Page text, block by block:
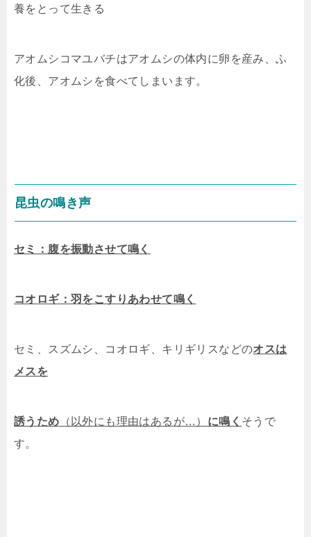
養をとって生きる
アオムシコマユバチはアオムシの体内に卵を産み、ふ
化後、アオムシを食べてしまいます。
昆虫の鳴き声
セミ：腹を振動させて鳴く
コオロギ：羽をこすりあわせて鳴く
セミ、スズムシ、コオロギ、キリギリスなどのオスは
メスを
誘うため （以外にも理由はあるが…） に鳴く そうで
す。